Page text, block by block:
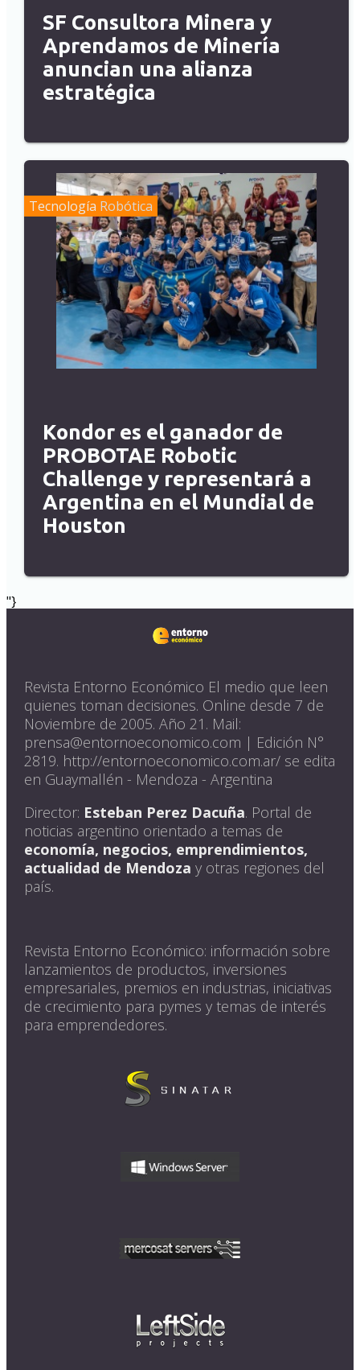
SF Consultora Minera y
Aprendamos de Minería
anuncian una alianza
estratégica
Tecnología Robótica
Kondor es el ganador de
PROBOTAE Robotic
Challenge y representará a
Argentina en el Mundial de
Houston
"}
Revista Entorno Económico El medio que leen
quienes toman decisiones. Online desde 7 de
Noviembre de 2005. Año 21. Mail:
prensa@entornoeconomico.com | Edición N°
2819. http://entornoeconomico.com.ar/ se edita
en Guaymallén - Mendoza - Argentina
Director: Esteban Perez Dacuña. Portal de
noticias argentino orientado a temas de
economía, negocios, emprendimientos,
actualidad de Mendoza y otras regiones del
país.
Revista Entorno Económico: información sobre
lanzamientos de productos, inversiones
empresariales, premios en industrias, iniciativas
de crecimiento para pymes y temas de interés
para emprendedores.